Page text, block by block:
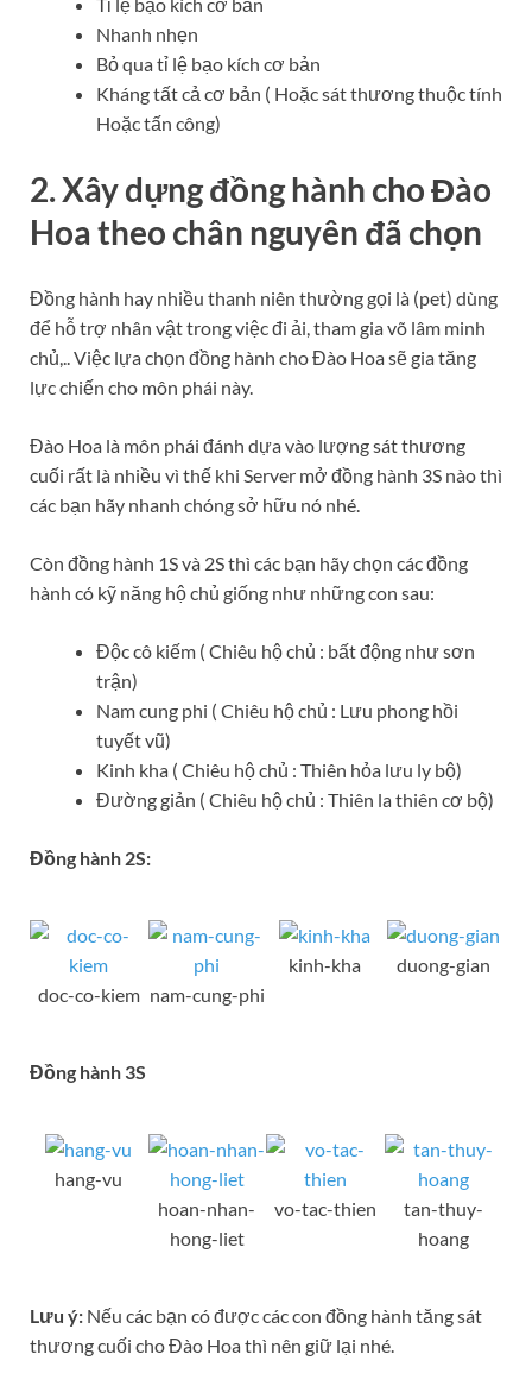
Nhanh nhẹn
Bỏ qua tỉ lệ bạo kích cơ bản
Kháng tất cả cơ bản ( Hoặc sát thương thuộc tính
Hoặc tấn công)
2. Xây dựng đồng hành cho Đào
Hoa theo chân nguyên đã chọn
Đồng hành hay nhiều thanh niên thường gọi là (pet) dùng
để hỗ trợ nhân vật trong việc đi ải, tham gia võ lâm minh
chủ,.. Việc lựa chọn đồng hành cho Đào Hoa sẽ gia tăng
lực chiến cho môn phái này.
Đào Hoa là môn phái đánh dựa vào lượng sát thương
cuối rất là nhiều vì thế khi Server mở đồng hành 3S nào thì
các bạn hãy nhanh chóng sở hữu nó nhé.
Còn đồng hành 1S và 2S thì các bạn hãy chọn các đồng
hành có kỹ năng hộ chủ giống như những con sau:
Độc cô kiếm ( Chiêu hộ chủ : bất động như sơn
trận)
Nam cung phi ( Chiêu hộ chủ : Lưu phong hồi
tuyết vũ)
Kinh kha ( Chiêu hộ chủ : Thiên hỏa lưu ly bộ)
Đường giản ( Chiêu hộ chủ : Thiên la thiên cơ bộ)
Đồng hành 2S:
doc-co-kiem nam-cung-phi
kinh-kha duong-gian
Đồng hành 3S
hang-vu
hoan-nhan-
hong-liet
vo-tac-thien
tan-thuy-
hoang
Lưu ý: Nếu các bạn có được các con đồng hành tăng sát
thương cuối cho Đào Hoa thì nên giữ lại nhé.